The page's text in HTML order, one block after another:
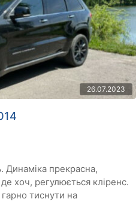
26.07.2023
Динаміка прекрасна,
хоч, регулюється кліренс.
гарно тиснути на